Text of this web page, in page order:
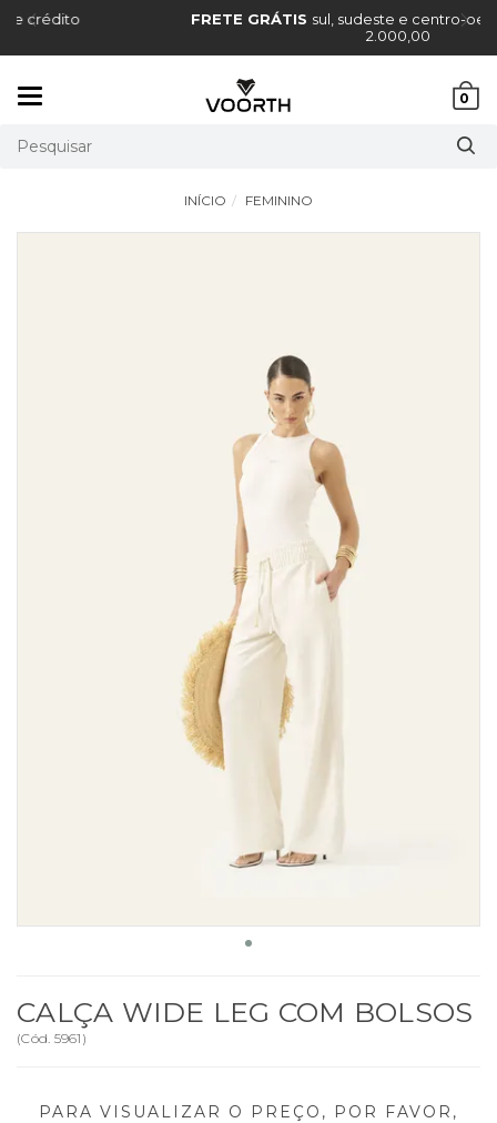
FRETE GRÁTIS
sul, sudeste e centro-oeste, acima de R$
0
INÍCIO FEMININO
CALÇA WIDE LEG COM BOLSOS
(Cód. 5961 )
PARA VISUALIZAR O PREÇO, POR FAVOR,